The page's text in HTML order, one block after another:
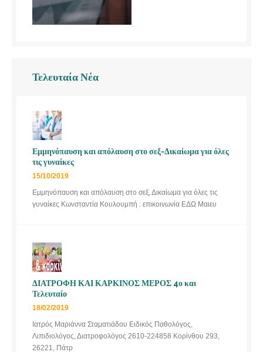
Τελευταία Νέα
Εμμηνόπαυση και απόλαυση στο σεξ-Δικαίωμα για όλες
τις γυναίκες
15/10/2019
Εμμηνόπαυση και απόλαυση στο σεξ, Δικαίωμα για όλες τις
γυναίκες Κωνσταντία Κουλουμπή : επικοινωνία ΕΔΩ Μαιευ
ΔΙΑΤΡΟΦΗ ΚΑΙ ΚΑΡΚΙΝΟΣ ΜΕΡΟΣ 4ο και
Τελευταίο
18/02/2019
Ιατρός Μαριάννα Σταματιάδου Ειδικός Παθολόγος,
Λιπιδιολόγος, Διατροφολόγος 2610-224858 Κορίνθου 293,
26221, Πάτρ